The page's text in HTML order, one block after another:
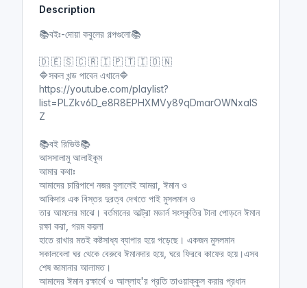
c
Description
📚বইঃ-দোয়া কবুলের গল্পগুলো📚
🇩 🇪 🇸 🇨 🇷 🇮 🇵 🇹 🇮 🇴 🇳
🔷সকল খন্ড পাবেন এখানে🔷
https://youtube.com/playlist?
list=PLZkv6D_e8R8EPHXMVy89qDmarOWNxalS
Z
📚বই রিভিউ📚
আসসালামু আলাইকুম
আমার কথাঃ
আমাদের চারিপাশে নজর বুলালেই আমরা, ঈমান ও
আকিদার এক বিস্তর দুরত্ব দেখতে পাই মুসলমান ও
তার আমলের মাঝে। বর্তমানের আল্ট্রা মডার্ন সংস্কৃতির টানা পোড়নে ঈমান
রক্ষা করা, গরম কয়লা
হাতে রাখার মতই কষ্টসাধ্য ব্যাপার হয়ে পড়েছে। একজন মুসলমান
সকালবেলা ঘর থেকে বেরুবে ঈমানদার হয়ে, ঘরে ফিরবে কাফের হয়ে।এসব
শেষ জামানার আলামত।
আমাদের ঈমান রক্ষার্থে ও আল্লাহ'র প্রতি তাওয়াক্কুল করার প্রধান